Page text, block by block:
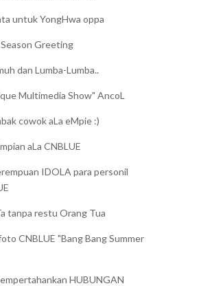
untuk YongHwa oppa
Greeting
dan Lumba-Lumba..
Multimedia Show" AncoL
cowok aLa eMpie :)
aLa CNBLUE
IDOLA para personil
tanpa restu Orang Tua
CNBLUE "Bang Bang Summer
HUBUNGAN